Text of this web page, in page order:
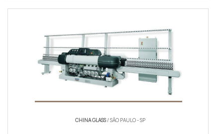
CHINA GLASS/ SÃO PAULO - SP